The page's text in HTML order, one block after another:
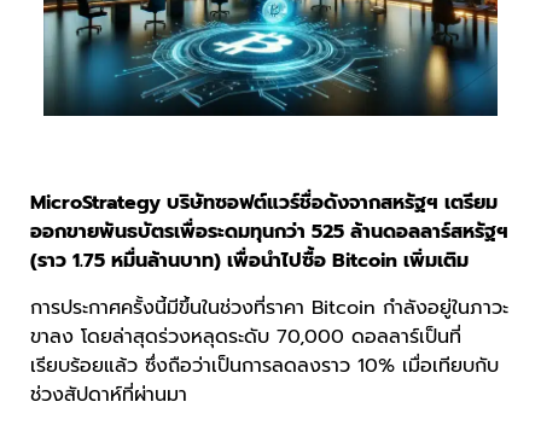
MicroStrategy บริษัทซอฟต์แวร์ชื่อดังจากสหรัฐฯ เตรียม
ออกขายพันธบัตรเพื่อระดมทุนกว่า 525 ล้านดอลลาร์สหรัฐฯ
(ราว 1.75 หมื่นล้านบาท) เพื่อนำไปซื้อ Bitcoin เพิ่มเติม
การประกาศครั้งนี้มีขึ้นในช่วงที่ราคา Bitcoin กำลังอยู่ในภาวะ
ขาลง โดยล่าสุดร่วงหลุดระดับ 70,000 ดอลลาร์เป็นที่
เรียบร้อยแล้ว ซึ่งถือว่าเป็นการลดลงราว 10% เมื่อเทียบกับ
ช่วงสัปดาห์ที่ผ่านมา